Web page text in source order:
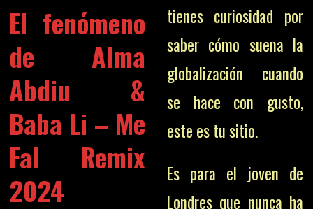
El fenómeno
de Alma
Abdiu &
Baba Li – Me
Fal Remix
2024
tienes curiosidad por
saber cómo suena la
globalización cuando
se hace con gusto,
este es tu sitio.
Es para el joven de
Londres que nunca ha